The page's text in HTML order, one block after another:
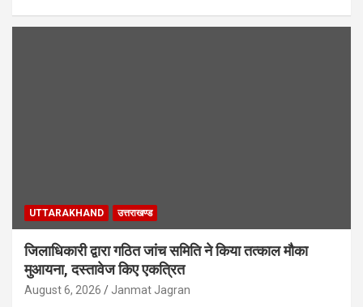
UTTARAKHAND उत्तराखण्ड
जिलाधिकारी द्वारा गठित जांच समिति ने किया तत्काल मौका
मुआयना, दस्तावेज किए एकत्रित
August 6, 2026 Janmat Jagran